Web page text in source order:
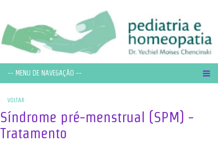
-- MENU DE NAVEGAÇÃO --
VOLTAR
Síndrome pré-menstrual (SPM) -
Tratamento